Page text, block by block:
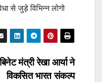
से जुड़े विभिन्न लोगो
मंत्री रेखा आर्या ने
विकसित भारत संकल्प